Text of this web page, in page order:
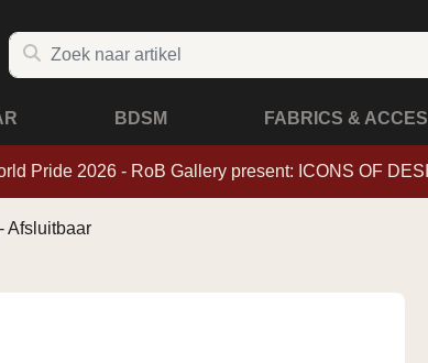
BDSM FABRICS &
Pride 2026 - RoB Gallery present: ICONS OF
Afsluitbaar